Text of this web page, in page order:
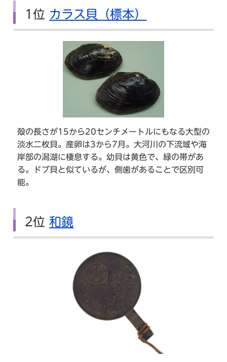
1位 カラス貝（標本）
殻の長さが15から20センチメートルにもなる大型の
淡水二枚貝。産卵は3から7月。大河川の下流域や海
岸部の潟湖に棲息する。幼貝は黄色で、緑の帯があ
る。ドブ貝と似ているが、側歯があることで区別可
能。
2位和鏡